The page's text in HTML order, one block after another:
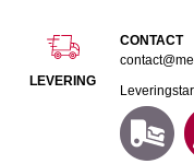
LEVERING
CONTACT